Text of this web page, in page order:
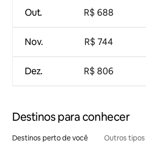
Out.
Nov.
Dez.
R$ 688
R$ 744
R$ 806
Destinos para conhecer
Destinos perto de você Outros